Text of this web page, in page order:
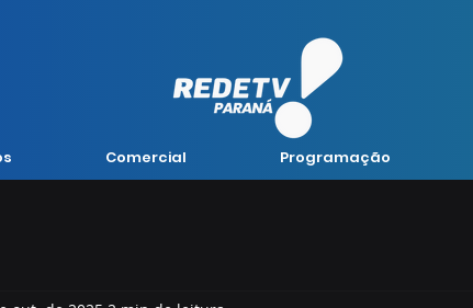
Comercial Programação